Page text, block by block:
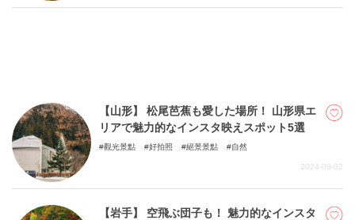
【山形】 松尾芭蕉も愛した場所！ 山形県エ
リアで魅力的なインスタ映えスポット5選
觀光景點 好拍照 絕景景點 自然
2024-08-02
【岩手】 空飛ぶ団子も！ 魅力的なインスタ